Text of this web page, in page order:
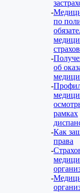
по
об
рамках
Как
права